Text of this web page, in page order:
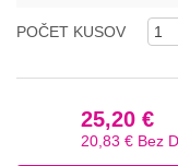
POČET KUSOV
25,20 €
20,83 € Bez